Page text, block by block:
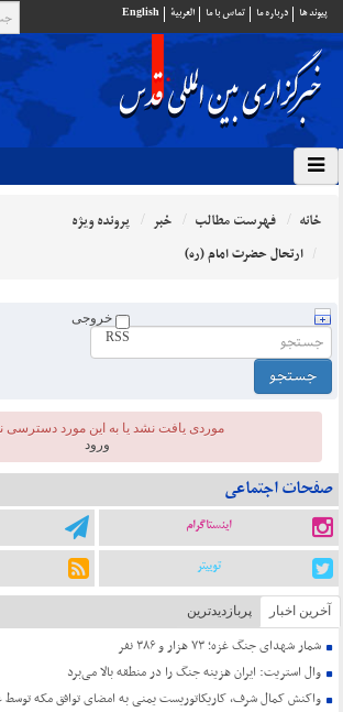
پيوند ها درباره ما تماس با ما العربية English
خانه فهرست مطالب خبر پرونده ویژه
ارتحال حضرت امام (ره)
خروجی
RSS
موردی يافت نشد یا به این مورد دسترسی
ورود
صفحات اجتماعی
اینستاگرام
توییتر
آخرین اخبار پربازدیدترین
شمار شهدای جنگ غزه؛ ۷۳ هزار و ۳۸۶ نفر
وال استریت: ایران هزینه جنگ را در منطقه بالا می‌برد
واکنش کمال شرف، کاریکاتوریست یمنی به امضای توافق مکه توسط